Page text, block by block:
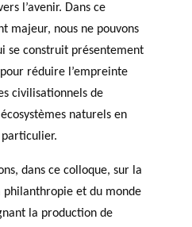
l’avenir. Dans ce
majeur, nous ne pouvons
se construit présentement
réduire l’empreinte
civilisationnels de
naturels en
dans ce colloque, sur la
et du monde
la production de